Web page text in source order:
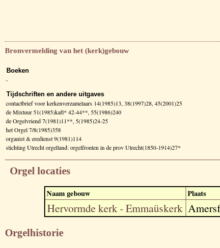
Bronvermelding van het (kerk)gebouw
Boeken
-
Tijdschriften en andere uitgaves
contactbrief voor kerkenverzamelaars 14(1985)13, 38(1997)28, 45(2001)25
de Mixtuur 51(1985)kaft* 42-44**, 55(1986)240
de Orgelvriend 7(1981)11**, 5(1985)24-25
het Orgel 7/8(1985)358
organist & eredienst 9(1981)114
stichting Utrecht orgelland: orgelfronten in de prov Utrecht(1850-1914)27*
Orgel locaties
Naam gebouw Plaats
Hervormde kerk - Emmaüskerk
Orgelhistorie